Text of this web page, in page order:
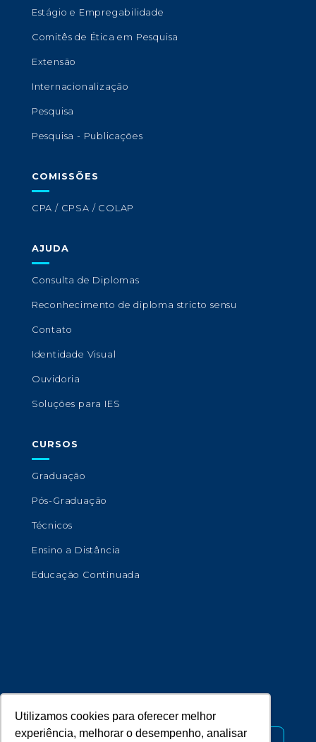
Utilizamos cookies para oferecer melhor
experiência, melhorar o desempenho, analisar
Estágio e Empregabilidade
Comitês de Ética em Pesquisa
Extensão
Internacionalização
Pesquisa
Pesquisa - Publicações
COMISSÕES
CPA / CPSA / COLAP
AJUDA
Consulta de Diplomas
Reconhecimento de diploma stricto sensu
Contato
Identidade Visual
Ouvidoria
Soluções para IES
CURSOS
Graduação
Pós-Graduação
Técnicos
Ensino a Distância
Educação Continuada
Desenvolvido por